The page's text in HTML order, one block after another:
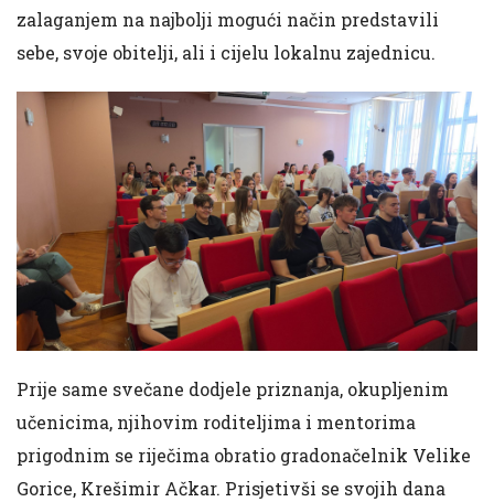
zalaganjem na najbolji mogući način predstavili
sebe, svoje obitelji, ali i cijelu lokalnu zajednicu.
Prije same svečane dodjele priznanja, okupljenim
učenicima, njihovim roditeljima i mentorima
prigodnim se riječima obratio gradonačelnik Velike
Gorice, Krešimir Ačkar. Prisjetivši se svojih dana